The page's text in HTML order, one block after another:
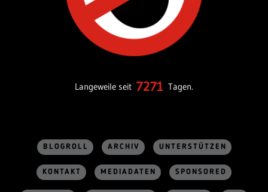
Langeweile seit 7271 Tagen.
BLOGROLL ARCHIV UNTERSTÜTZEN
KONTAKT MEDIADATEN SPONSORED